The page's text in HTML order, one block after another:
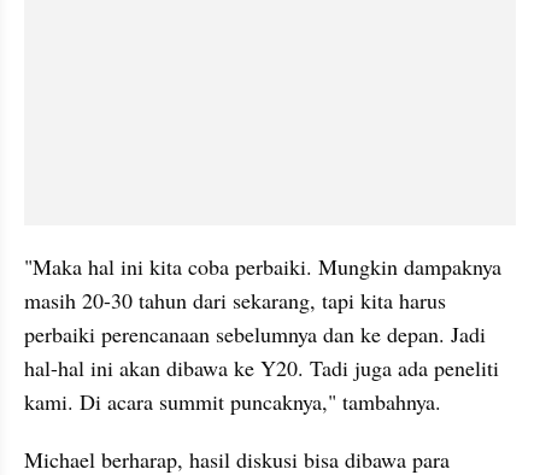
"Maka hal ini kita coba perbaiki. Mungkin dampaknya
masih 20-30 tahun dari sekarang, tapi kita harus
perbaiki perencanaan sebelumnya dan ke depan. Jadi
hal-hal ini akan dibawa ke Y20. Tadi juga ada peneliti
kami. Di acara summit puncaknya," tambahnya.
Michael berharap, hasil diskusi bisa dibawa para